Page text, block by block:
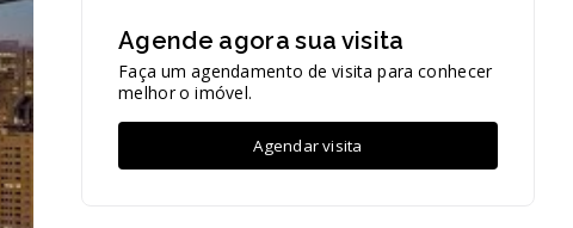
Agende agora sua visita
Faça um agendamento de visita para conhecer
melhor o imóvel.
Agendar visita